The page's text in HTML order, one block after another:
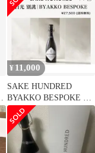
¥ 11,000
SAKE HUNDRED
BYAKKO BESPOKE 百
光 別誂